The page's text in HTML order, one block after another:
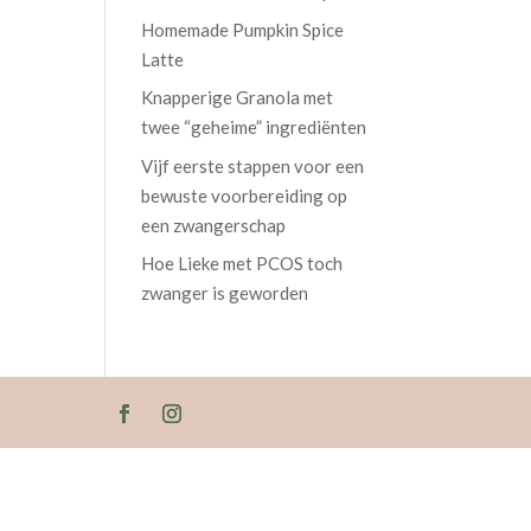
Homemade Pumpkin Spice
Latte
Knapperige Granola met
twee “geheime” ingrediënten
Vijf eerste stappen voor een
bewuste voorbereiding op
een zwangerschap
Hoe Lieke met PCOS toch
zwanger is geworden